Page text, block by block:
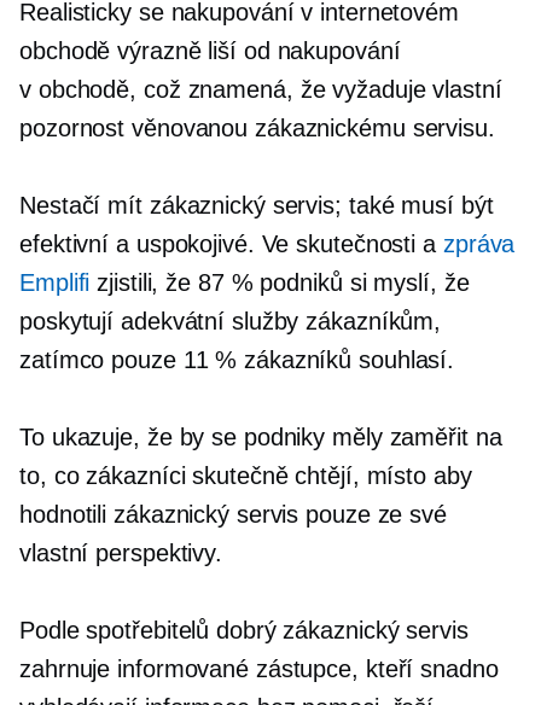
Realisticky se nakupování v internetovém
obchodě výrazně liší od nakupování
v obchodě, což znamená, že vyžaduje vlastní
pozornost věnovanou zákaznickému servisu.
Nestačí mít zákaznický servis; také musí být
efektivní a uspokojivé. Ve skutečnosti a zpráva
Emplifi zjistili, že 87 % podniků si myslí, že
poskytují adekvátní služby zákazníkům,
zatímco pouze 11 % zákazníků souhlasí.
To ukazuje, že by se podniky měly zaměřit na
to, co zákazníci skutečně chtějí, místo aby
hodnotili zákaznický servis pouze ze své
vlastní perspektivy.
Podle spotřebitelů dobrý zákaznický servis
zahrnuje informované zástupce, kteří snadno